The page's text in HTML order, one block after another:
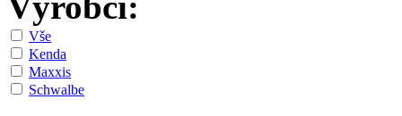
Vše
Kenda
Maxxis
Schwalbe